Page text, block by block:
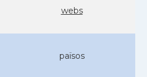
webs
països